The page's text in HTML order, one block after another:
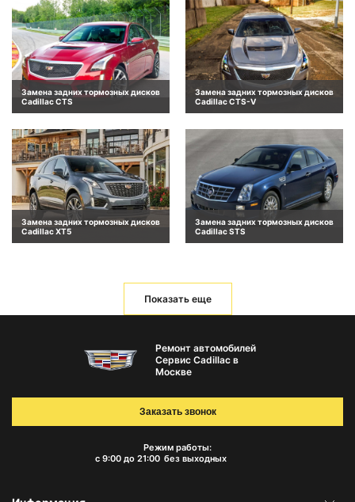
Замена задних тормозных дисков
Cadillac CTS
Замена задних тормозных дисков
Cadillac CTS-V
Замена задних тормозных дисков
Cadillac XT5
Замена задних тормозных дисков
Cadillac STS
Показать еще
Ремонт автомобилей
Сервис Cadillac в
Москве
Режим работы:
с 9:00 до 21:00 без выходных
Заказать звонок